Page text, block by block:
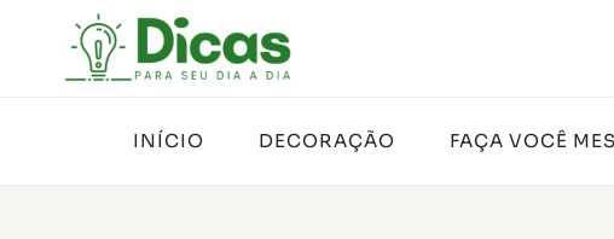
INÍCIO DECORAÇÃO FAÇA VOCÊ